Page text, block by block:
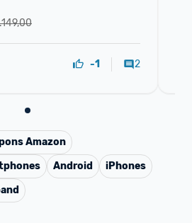
-1 2
Amazon
Android
iPhones